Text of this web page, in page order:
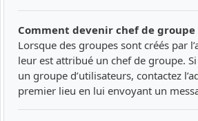
Comment devenir chef de groupe
Lorsque des groupes sont créés par
leur est attribué un chef de groupe.
un groupe d’utilisateurs, contactez
premier lieu en lui envoyant un